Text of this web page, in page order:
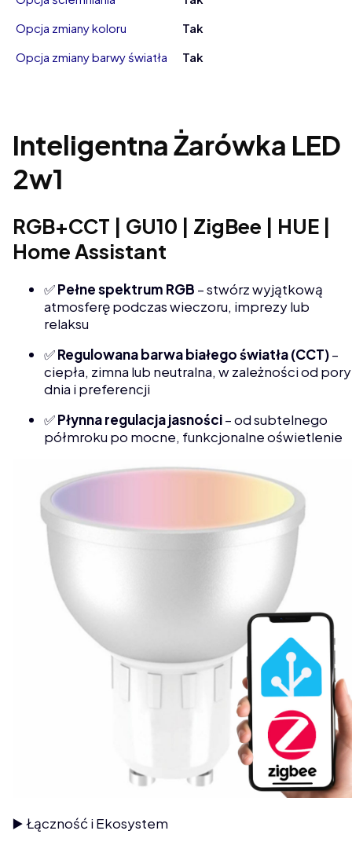
Opcja zmiany koloru
Tak
Opcja zmiany barwy światła
Tak
Inteligentna Żarówka LED
2w1
RGB+CCT | GU10 | ZigBee | HUE |
Home Assistant
✅Pełne spektrum RGB – stwórz wyjątkową
atmosferę podczas wieczoru, imprezy lub
relaksu
✅Regulowana barwa białego światła (CCT)–
ciepła, zimna lub neutralna, w zależności od pory
dnia i preferencji
✅Płynna regulacja jasności– od subtelnego
półmroku po mocne, funkcjonalne oświetlenie
▶️ Łączność i Ekosystem